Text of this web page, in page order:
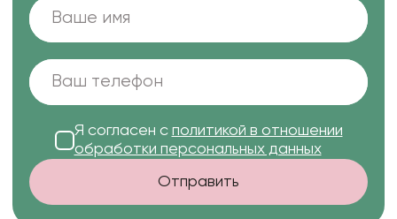
Я согласен с политикой в отношении
обработки персональных данных
Отправить